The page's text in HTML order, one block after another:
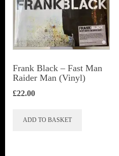
Frank Black – Fast Man
Raider Man (Vinyl)
£22.00
ADD TO BASKET